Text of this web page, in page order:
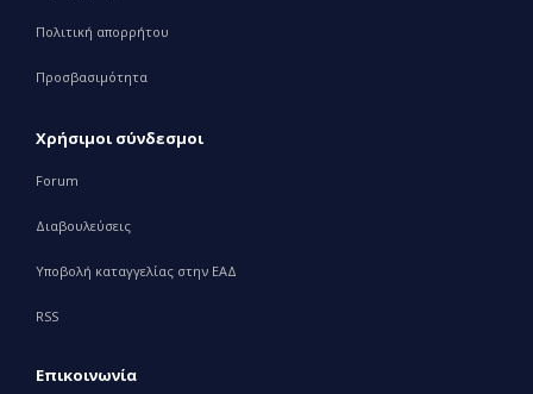
Πολιτική απορρήτου
Προσβασιμότητα
Χρήσιμοι σύνδεσμοι
Forum
Διαβουλεύσεις
Υποβολή καταγγελίας στην ΕΑΔ
RSS
Επικοινωνία